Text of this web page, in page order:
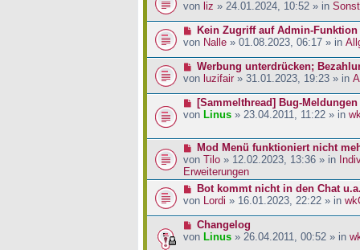
g
i
a
r
e
i
a
e
e
r
e
i
a
von liz » 24.01.2024, 10:52 » in
N
e
e
r
e
i
r
a
g
Kein Zugriff auf Admin-
von Nalle » 01.08.2023, 06:17 » in
N
e
e
r
e
t
r
a
g
Werbung unterdrücken;
von luzifair » 31.01.2023, 19:23 » in
N
e
e
B
e
t
a
g
[Sammelthread] Bug-Meldungen
von Linus » 23.04.2011, 11:22 » in
N
e
u
e
B
e
t
Mod Menü funktioniert nicht
von Tilo » 12.02.2023, 13:36 » in
Erweiterungen
N
e
e
r
Bot kommt nicht in den Chat u.a.
von
Lordi » 16.01.2023, 22:22 » in
N
e
Changelog
von Linus » 26.04.2011, 00:52 » in